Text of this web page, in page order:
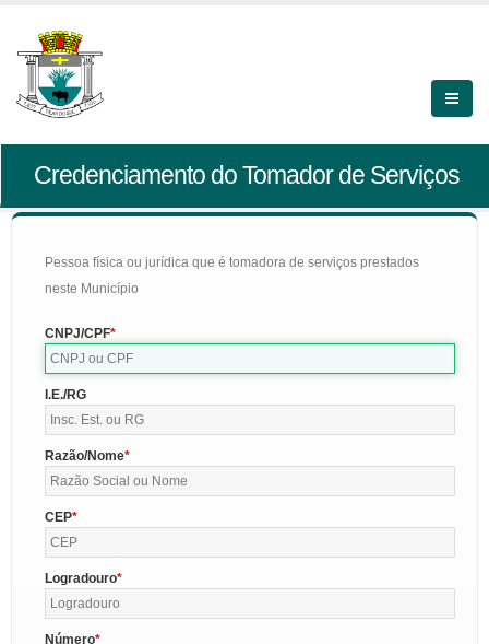
Credenciamento do Tomador de Serviços
Pessoa física ou jurídica que é tomadora de serviços prestados
neste Município
CNPJ/CPF
I.E./RG
Razão/Nome
CEP
Logradouro
Número